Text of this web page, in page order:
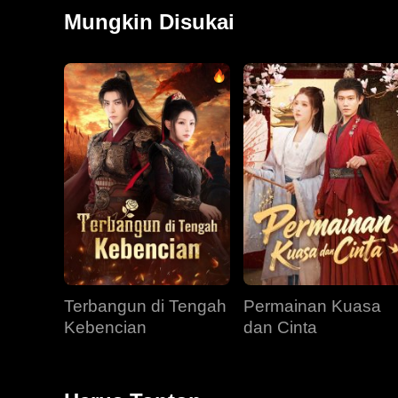
Sementara itu, Ryan, yang dihantui ingatan
Mungkin Disukai
Terbangun di Tengah
Kebencian
Permainan Kuasa
dan Cinta